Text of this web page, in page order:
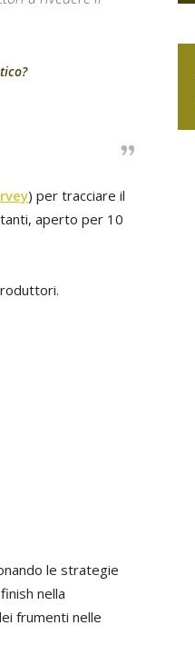
) per tracciare il
aperto per 10
le strategie
nella
frumenti nelle